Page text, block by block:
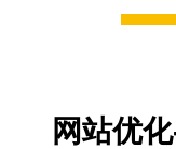
网站优